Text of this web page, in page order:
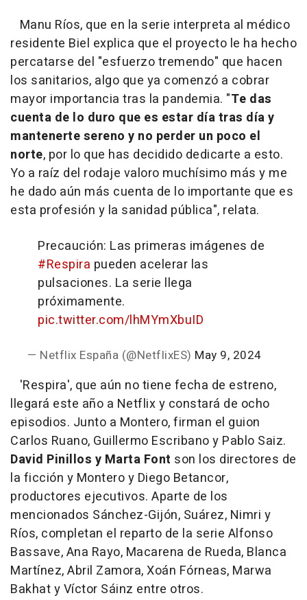
Manu Ríos, que en la serie interpreta al médico
residente Biel explica que el proyecto le ha hecho
percatarse del "esfuerzo tremendo" que hacen
los sanitarios, algo que ya comenzó a cobrar
mayor importancia tras la pandemia. "Te das
cuenta de lo duro que es estar día tras día y
mantenerte sereno y no perder un poco el
norte, por lo que has decidido dedicarte a esto.
Yo a raíz del rodaje valoro muchísimo más y me
he dado aún más cuenta de lo importante que es
esta profesión y la sanidad pública", relata.
Precaución: Las primeras imágenes de
#Respira pueden acelerar las
pulsaciones. La serie llega
próximamente.
pic.twitter.com/lhMYmXbuID
— Netflix España (@NetflixES) May 9, 2024
'Respira', que aún no tiene fecha de estreno,
llegará este año a Netflix y constará de ocho
episodios. Junto a Montero, firman el guion
Carlos Ruano, Guillermo Escribano y Pablo Saiz.
David Pinillos y Marta Font son los directores de
la ficción y Montero y Diego Betancor,
productores ejecutivos. Aparte de los
mencionados Sánchez-Gijón, Suárez, Nimri y
Ríos, completan el reparto de la serie Alfonso
Bassave, Ana Rayo, Macarena de Rueda, Blanca
Martínez, Abril Zamora, Xoán Fórneas, Marwa
Bakhat y Víctor Sáinz entre otros.